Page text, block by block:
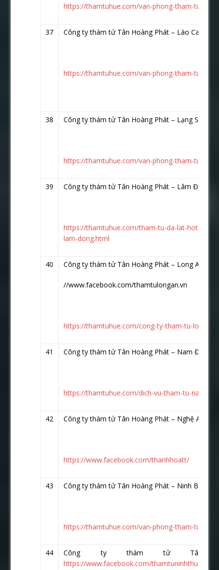
https://thamtuhue.com/van-phong-tham-tu-lai-
37 Công ty thám tử Tân Hoàng Phát – Lào Cai
https://thamtuhue.com/van-phong-tham-tu-tinh-
38 Công ty thám tử Tân Hoàng Phát – Lạng Sơn
https://thamtuhue.com/van-phong-tham-tu-
39 Công ty thám tử Tân Hoàng Phát – Lâm Đồng
https://thamtuhue.com/tham-tu-da-lat-hotline-
lam-dong.html
40 Công ty thám tử Tân Hoàng Phát – Long An
//www.facebook.com/thamtulongan.vn
https://thamtuhue.com/cong-ty-tham-tu-long-
41 Công ty thám tử Tân Hoàng Phát – Nam Định
https://thamtuhue.com/dich-vu-tham-tu-nam-
42 Công ty thám tử Tân Hoàng Phát – Nghệ An
https://www.facebook.com/thanhhoatt/
43 Công ty thám tử Tân Hoàng Phát – Ninh Bình
https://thamtuhue.com/van-phong-tham-tu-
44
Công ty thám tử Tân
https://www.facebook.com/